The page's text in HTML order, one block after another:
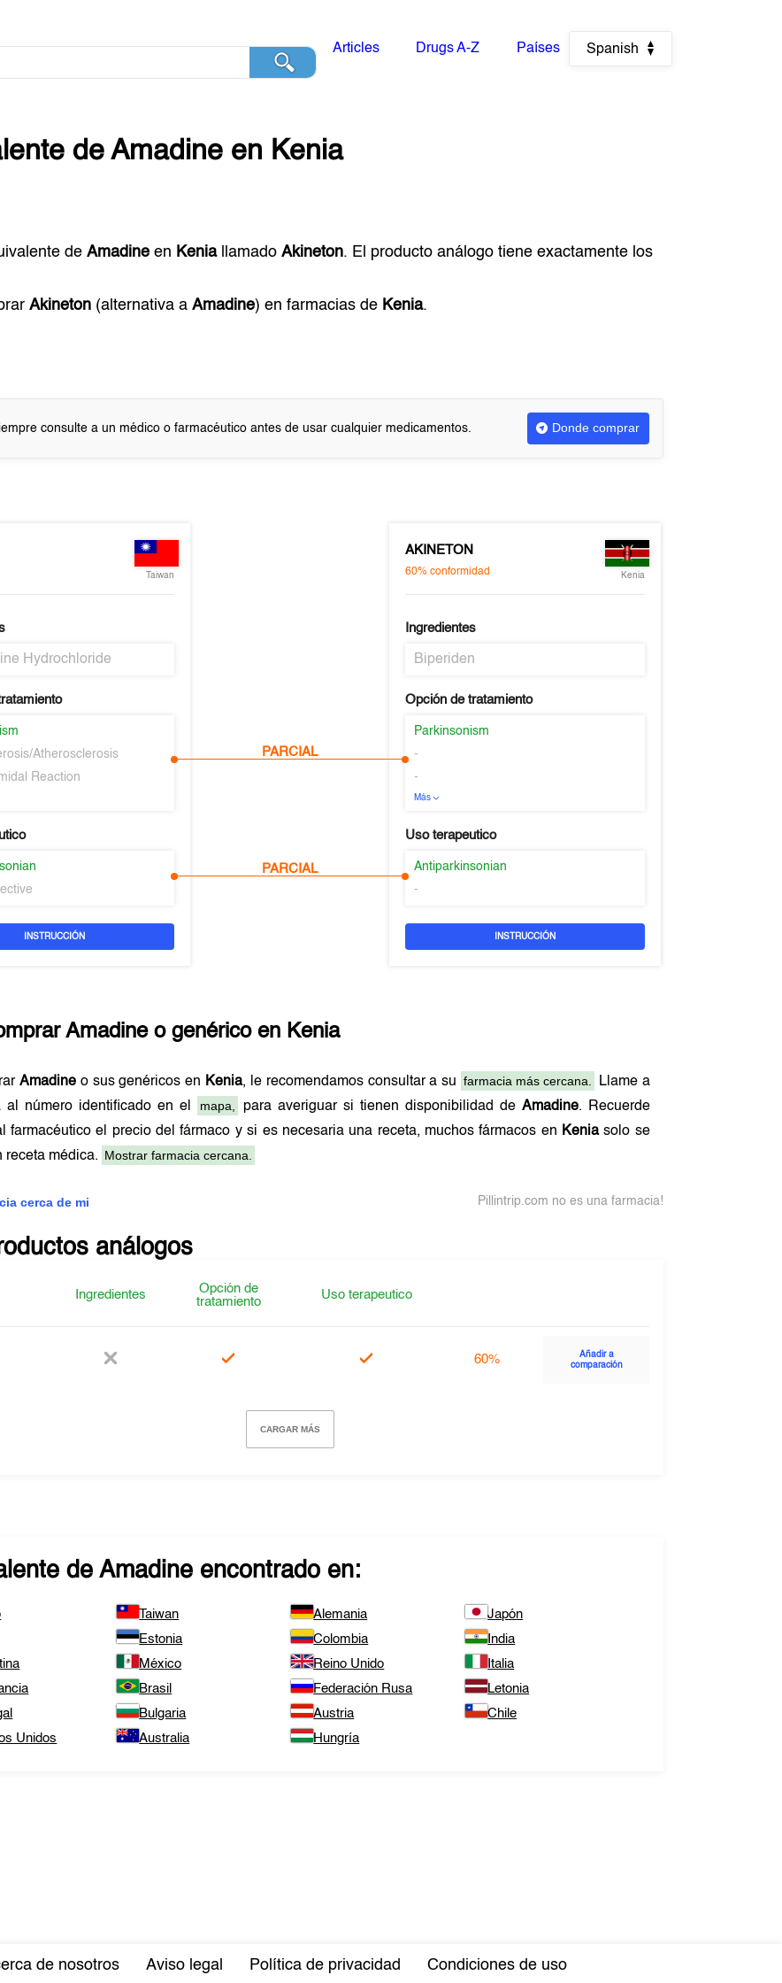
Articles Drugs A-Z Países Spanish
deAmadine en Kenia
deAmadine en KeniallamadoAkineton. El producto análogo tiene exactamente los
Akineton (alternativa aAmadine) en farmacias de Kenia.
consulte a un médico o farmacéutico antes de usar cualquier medicamentos. Donde comprar
Taiwan
Hydrochloride
Atherosclerosis
Reaction
INSTRUCCIÓN
PARCIAL
PARCIAL
AKINETON
60% conformidad Kenia
Ingredientes
Biperiden
Opción de tratamiento
Parkinsonism
-
-
Más
Uso terapeutico
Antiparkinsonian
-
INSTRUCCIÓN
Amadineo genérico en Kenia
Amadineo sus genéricos en Kenia, le recomendamos consultar a su farmacia más cercana.
Llame a
al número identificado en el
mapa, para averiguar si tienen disponibilidad de Amadine. Recuerde
farmacéutico el precio del fármaco y si es necesaria una receta, muchos fármacos en Keniasolo se
receta médica. Mostrar farmacia cercana.
cerca de mi Pillintrip.com no es una farmacia!
análogos
Ingredientes
Opción de
tratamiento
Uso terapeutico
60%
Añadir a
comparación
CARGAR MÁS
deAmadine encontrado en:
Taiwan Alemania
Japón
Estonia Colombia
India
México Reino Unido
Italia
Brasil Federación Rusa
Letonia
Bulgaria Austria
Chile
Unidos
Australia Hungría
de nosotros Aviso legal Política de privacidad Condiciones de uso